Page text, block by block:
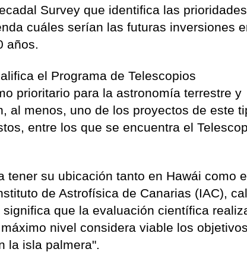
Survey que identifica las prioridades
cuáles serían las futuras inversiones
años.
el Programa de Telescopios
prioritario para la astronomía terrestre y
al menos, uno de los proyectos de este
entre los que se encuentra el
tener su ubicación tanto en Hawái como
de Astrofísica de Canarias (IAC),
que la evaluación científica
nivel considera viable los objetivos
la isla palmera".